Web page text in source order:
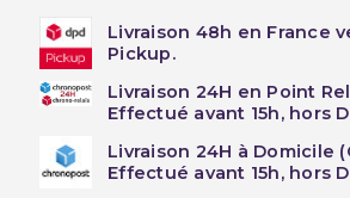
Livraison 48h en France
Pickup.
Livraison 24H en Point
Effectué avant 15h, hors
Livraison 24H à Domicile
Effectué avant 15h, hors